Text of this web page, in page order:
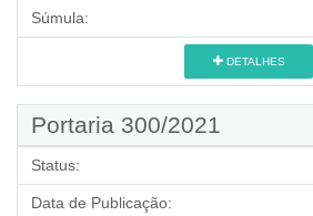
Súmula:
DETALHES
Portaria 300/2021
Status:
Data de Publicação: